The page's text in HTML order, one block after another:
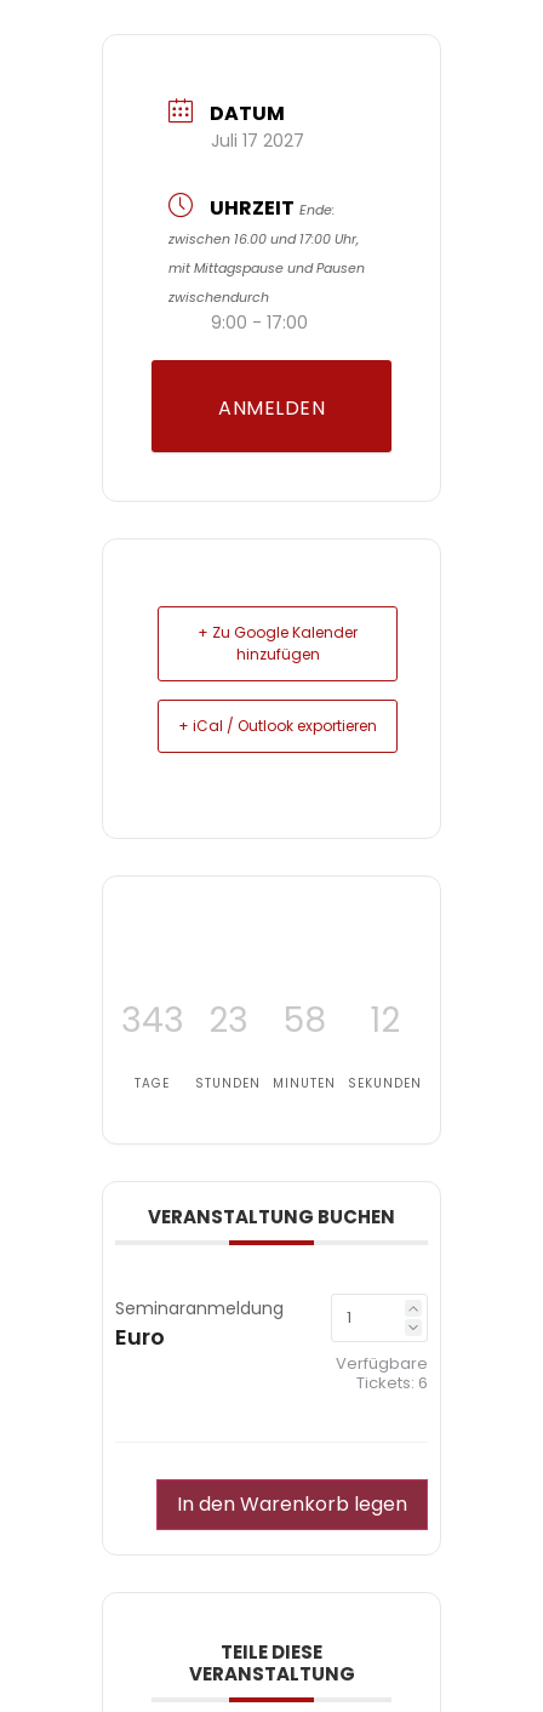
DATUM
Juli 17 2027
UHRZEIT Ende:
zwischen 16.00 und 17:00 Uhr,
mit Mittagspause und Pausen
zwischendurch
9:00 - 17:00
ANMELDEN
+ Zu Google Kalender
hinzufügen
+ iCal / Outlook exportieren
343
TAGE
23
STUNDEN
58
MINUTEN
12
SEKUNDEN
VERANSTALTUNG BUCHEN
Seminaranmeldung
Euro
Verfügbare
Tickets: 6
In den Warenkorb legen
TEILE DIESE
VERANSTALTUNG